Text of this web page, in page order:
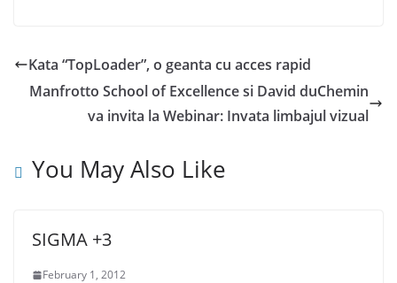
Kata “TopLoader”, o geanta cu acces rapid
Manfrotto School of Excellence si David duChemin
va invita la Webinar: Invata limbajul vizual
You May Also Like
SIGMA +3
February 1, 2012